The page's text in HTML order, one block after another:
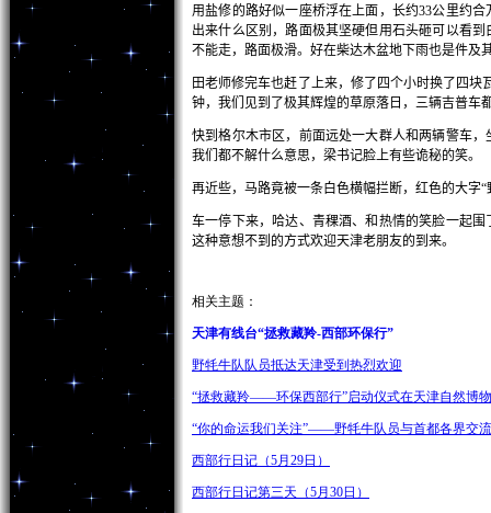
用盐修的路好似一座桥浮在上面，长约33公里约合
出来什么区别，路面极其坚硬但用石头砸可以看
不能走，路面极滑。好在柴达木盆地下雨也是件及
田老师修完车也赶了上来，修了四个小时换了四块
钟，我们见到了极其辉煌的草原落日，三辆吉普车
快到格尔木市区，前面远处一大群人和两辆警车
我们都不解什么意思，梁书记脸上有些诡秘的笑。
再近些，马路竟被一条白色横幅拦断，红色的大字
车一停下来，哈达、青稞酒、和热情的笑脸一起
这种意想不到的方式欢迎天津老朋友的到来。
相关主题：
天津有线台“拯救藏羚-西部环保行”
野牦牛队队员抵达天津受到热烈欢迎
“拯救藏羚——环保西部行”启动仪式在天津自然博
“你的命运我们关注”——野牦牛队员与首都各界交流
西部行日记（5月29日）
西部行日记第三天（5月30日）